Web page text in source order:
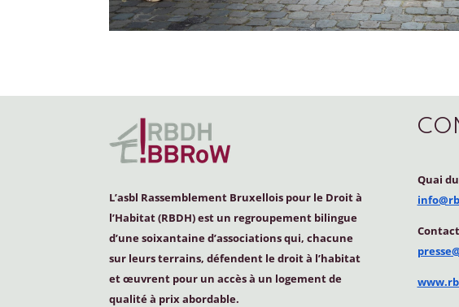
L’asbl Rassemblement Bruxellois pour le Droit à
l’Habitat (RBDH) est un regroupement bilingue
d’une soixantaine d’associations qui, chacune
sur leurs terrains, défendent le droit à l’habitat
et œuvrent pour un accès à un logement de
qualité à prix abordable.
Quai
Contact